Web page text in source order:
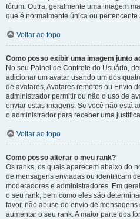
fórum. Outra, geralmente uma imagem
que é normalmente única ou pertencente
Voltar ao topo
Como posso exibir uma imagem junto
No seu Painel de Controle do Usuário,
adicionar um avatar usando um dos
de avatares, Avatares remotos ou Envio
administrador permitir ou não o uso de
enviar estas imagens. Se você não está
o administrador para receber uma
Voltar ao topo
Como posso alterar o meu rank?
Os ranks, os quais aparecem abaixo do
de mensagens enviadas ou identificam
moderadores e administradores. Em
o seu rank, bem como eles são
favor, não abuse do envio de
aumentar o seu rank. A maior parte dos